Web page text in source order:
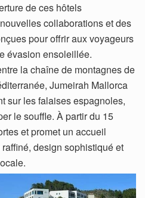
de ces hôtels
collaborations et des
pour offrir aux voyageurs
évasion ensoleillée.
la chaîne de montagnes de
Jumeirah Mallorca
sur les falaises espagnoles,
le souffle. À partir du 15
et promet un accueil
design sophistiqué et